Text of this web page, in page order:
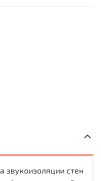
звукоизоляции стен